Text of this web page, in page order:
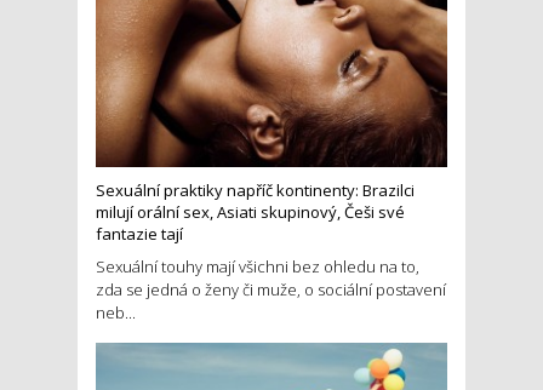
Sexuální praktiky napříč kontinenty: Brazilci
milují orální sex, Asiati skupinový, Češi své
fantazie tají
Sexuální touhy mají všichni bez ohledu na to,
zda se jedná o ženy či muže, o sociální postavení
neb...